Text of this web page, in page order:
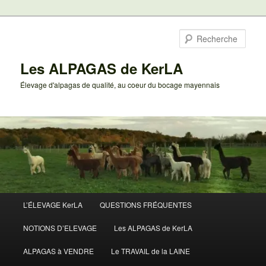
Les ALPAGAS de KerLA
Élevage d'alpagas de qualité, au coeur du bocage mayennais
principal
L’ÉLEVAGE KerLA QUESTIONS FRÉQUENTES
NOTIONS D’ELEVAGE Les ALPAGAS de KerLA
ALPAGAS à VENDRE Le TRAVAIL de la LAINE